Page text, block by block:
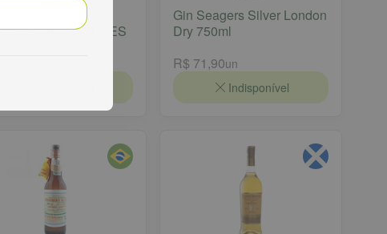
Santo Grau
PEDRO XIMENES
Gin Seagers Silver London
Dry 750ml
R$ 71,90un
Indisponível